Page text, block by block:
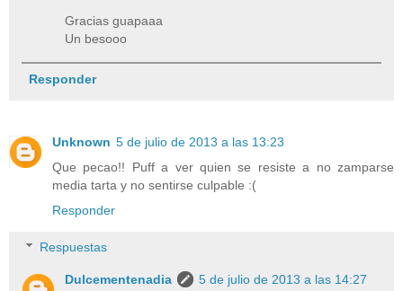
Gracias guapaaa
Un besooo
Responder
Unknown 5 de julio de 2013 a las 13:23
Que pecao!! Puff a ver quien se resiste a no zamparse
media tarta y no sentirse culpable :(
Responder
Respuestas
Dulcementenadia
5 de julio de 2013 a las 14:27